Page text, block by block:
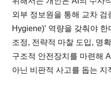
외부 정보원을 통해 교차 검
Hygiene)’ 역량을 갖춰야
조정, 전략적 마찰 도입, 명
구조적 안전장치를 마련해
아닌 비판적 사고를 돕는